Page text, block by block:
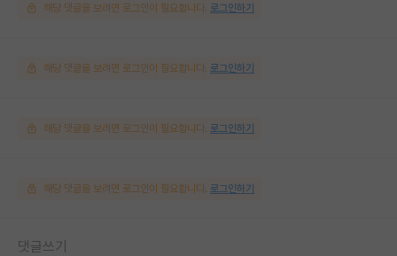
해당 댓글을 보려면 로그인이 필요합니다. 로그인하기
해당 댓글을 보려면 로그인이 필요합니다. 로그인하기
해당 댓글을 보려면 로그인이 필요합니다. 로그인하기
해당 댓글을 보려면 로그인이 필요합니다. 로그인하기
댓글쓰기